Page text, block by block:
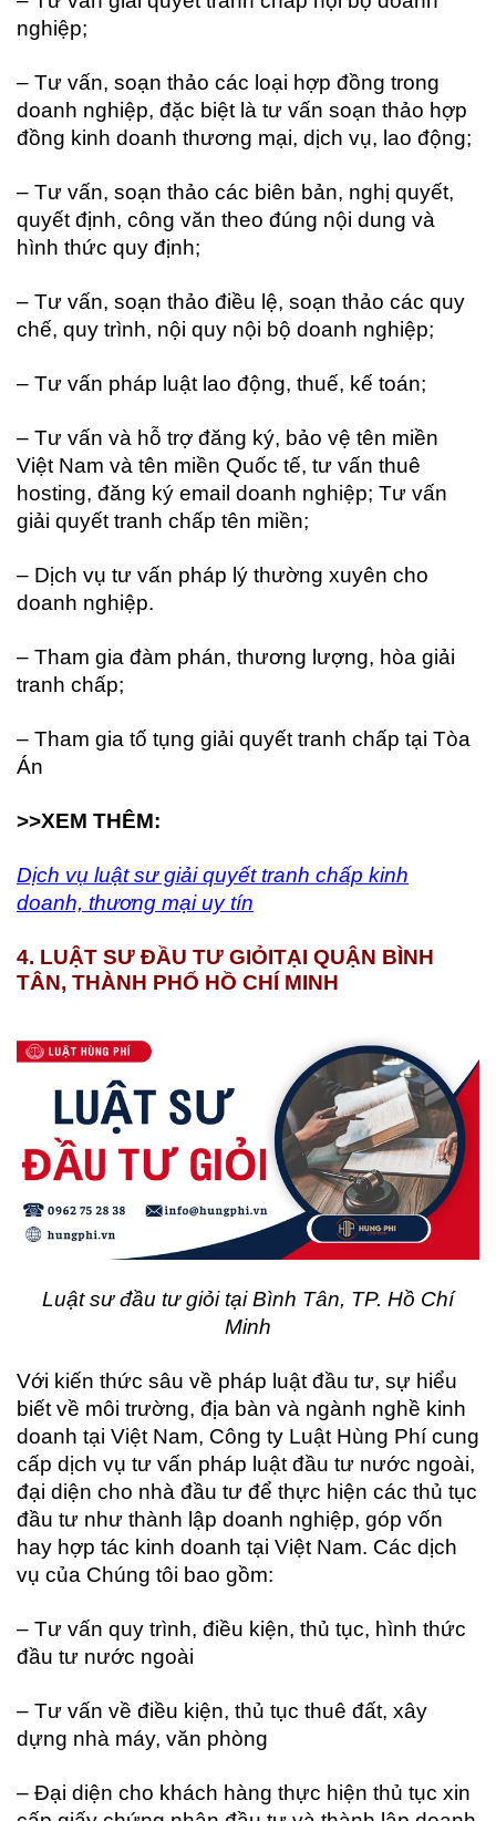
nghiệp;
– Tư vấn, soạn thảo các loại hợp đồng trong
doanh nghiệp, đặc biệt là tư vấn soạn thảo hợp
đồng kinh doanh thương mại, dịch vụ, lao động;
– Tư vấn, soạn thảo các biên bản, nghị quyết,
quyết định, công văn theo đúng nội dung và
hình thức quy định;
– Tư vấn, soạn thảo điều lệ, soạn thảo các quy
chế, quy trình, nội quy nội bộ doanh nghiệp;
– Tư vấn pháp luật lao động, thuế, kế toán;
– Tư vấn và hỗ trợ đăng ký, bảo vệ tên miền
Việt Nam và tên miền Quốc tế, tư vấn thuê
hosting, đăng ký email doanh nghiệp; Tư vấn
giải quyết tranh chấp tên miền;
– Dịch vụ tư vấn pháp lý thường xuyên cho
doanh nghiệp.
– Tham gia đàm phán, thương lượng, hòa giải
tranh chấp;
– Tham gia tố tụng giải quyết tranh chấp tại Tòa
Án
>>XEM THÊM:
Dịch vụ luật sư giải quyết tranh chấp kinh
doanh, thương mại uy tín
4. LUẬT SƯ ĐẦU TƯ GIỎITẠI QUẬN BÌNH
TÂN, THÀNH PHỐ HỒ CHÍ MINH
Luật sư đầu tư giỏi tại Bình Tân, TP. Hồ Chí
Minh
Với kiến thức sâu về pháp luật đầu tư, sự hiểu
biết về môi trường, địa bàn và ngành nghề kinh
doanh tại Việt Nam, Công ty Luật Hùng Phí cung
cấp dịch vụ tư vấn pháp luật đầu tư nước ngoài,
đại diện cho nhà đầu tư để thực hiện các thủ tục
đầu tư như thành lập doanh nghiệp, góp vốn
hay hợp tác kinh doanh tại Việt Nam. Các dịch
vụ của Chúng tôi bao gồm:
– Tư vấn quy trình, điều kiện, thủ tục, hình thức
đầu tư nước ngoài
– Tư vấn về điều kiện, thủ tục thuê đất, xây
dựng nhà máy, văn phòng
– Đại diện cho khách hàng thực hiện thủ tục xin